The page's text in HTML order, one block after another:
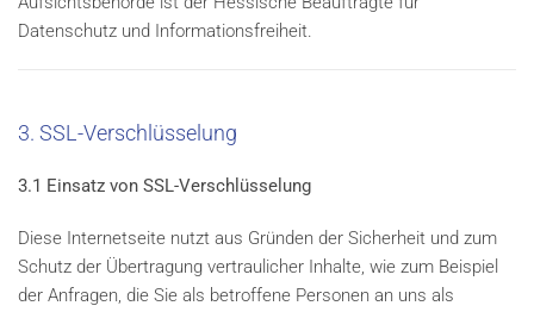
Datenschutz und Informationsfreiheit.
3. SSL-Verschlüsselung
3.1 Einsatz von SSL-Verschlüsselung
Diese Internetseite nutzt aus Gründen der Sicherheit und zum
Schutz der Übertragung vertraulicher Inhalte, wie zum Beispiel
der Anfragen, die Sie als betroffene Personen an uns als